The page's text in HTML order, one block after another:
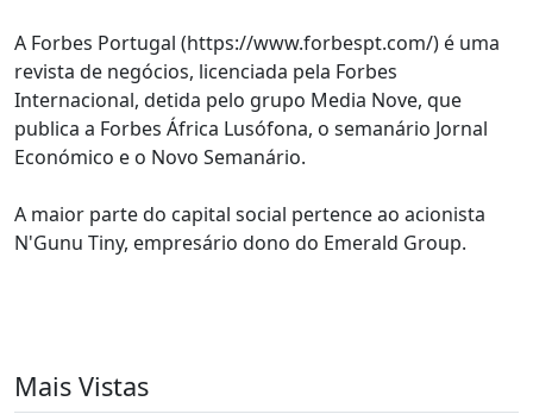
A Forbes Portugal (https://www.forbespt.com/) é uma
revista de negócios, licenciada pela Forbes
Internacional, detida pelo grupo Media Nove, que
publica a Forbes África Lusófona, o semanário Jornal
Económico e o Novo Semanário.
A maior parte do capital social pertence ao acionista
N'Gunu Tiny, empresário dono do Emerald Group.
Mais Vistas